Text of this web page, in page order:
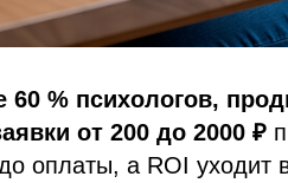
60 % психологов,
от 200 до 2000 ₽
оплаты, а ROI уходит